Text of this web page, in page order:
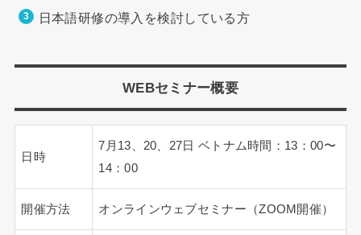
日本語研修の導入を検討している方
WEBセミナー概要
日時
7⽉13、20、27日 ベトナム時間：13：00〜
14：00
開催方法 オンラインウェブセミナー（ZOOM開催）